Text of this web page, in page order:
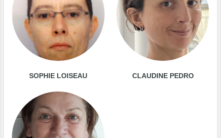
SOPHIE LOISEAU CLAUDINE PEDRO